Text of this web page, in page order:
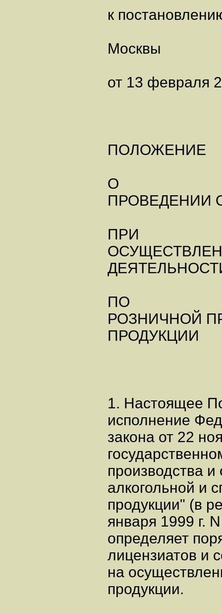
к
Москвы
от 13 февраля
ПОЛОЖЕНИЕ
О
ПРОВЕДЕНИИ
ПРИ
ПО
РОЗНИЧНОЙ
ПРОДУКЦИИ
1. Настоящее
исполнение
закона от 22
производства и
алкогольной и
продукции" (в
января 1999 г.
определяет
лицензиатов и
на
продукции.